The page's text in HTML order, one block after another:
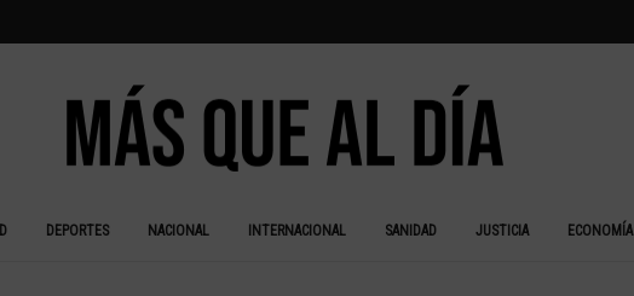
DEPORTES NACIONAL INTERNACIONAL SANIDAD JUSTICIA ECONOMÍA